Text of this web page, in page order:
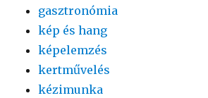
gasztronómia
kép és hang
képelemzés
kertművelés
kézimunka